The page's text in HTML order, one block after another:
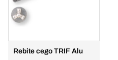
Rebite cego TRIF Alu